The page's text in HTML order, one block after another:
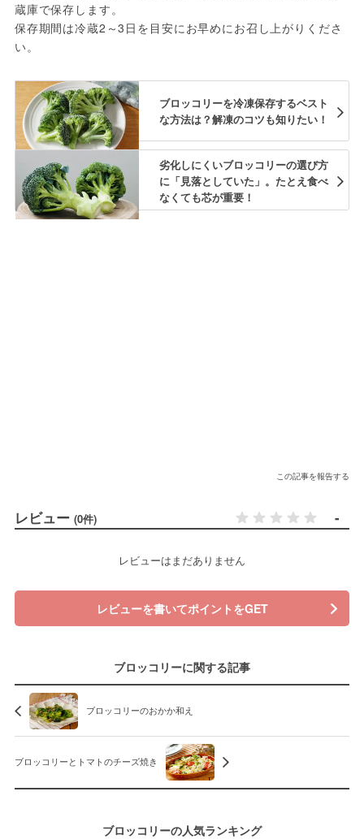
蔵庫で保存します。
保存期間は冷蔵2～3日を目安にお早めにお召し上がりくださ
い。
ブロッコリーを冷凍保存するベスト
な方法は？解凍のコツも知りたい！
劣化しにくいブロッコリーの選び方
に「見落としていた」。たとえ食べ
なくても芯が重要！
この記事を報告する
レビュー (0件) -
レビューはまだありません
レビューを書いてポイントをGET
ブロッコリーに関する記事
ブロッコリーのおかか和え
ブロッコリーとトマトのチーズ焼き
ブロッコリーの人気ランキング